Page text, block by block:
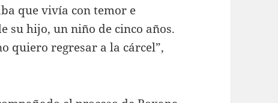
que vivía con temor e
su hijo, un niño de cinco años.
quiero regresar a la cárcel”,